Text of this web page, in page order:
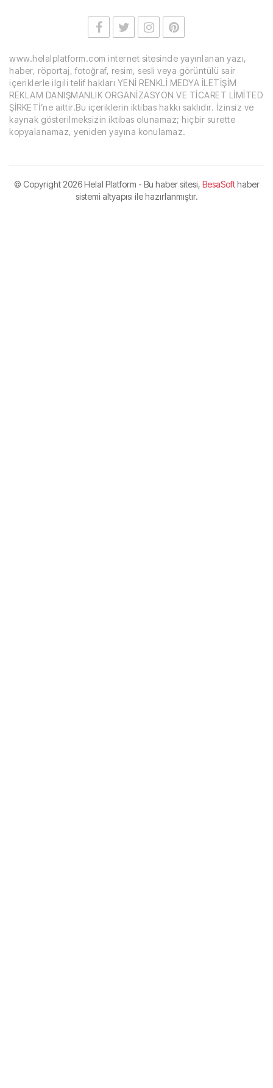
www.helalplatform.com internet sitesinde yayınlanan yazı,
haber, röportaj, fotoğraf, resim, sesli veya görüntülü sair
içeriklerle ilgili telif hakları YENİ RENKLİ MEDYA İLETİŞİM
REKLAM DANIŞMANLIK ORGANİZASYON VE TİCARET LİMİTED
ŞİRKETİ’ne aittir.Bu içeriklerin iktibas hakkı saklıdır. İzinsiz ve
kaynak gösterilmeksizin iktibas olunamaz; hiçbir surette
kopyalanamaz, yeniden yayına konulamaz.
© Copyright2026 Helal Platform - Bu haber sitesi, BesaSofthaber
sistemi altyapısı ile hazırlanmıştır.